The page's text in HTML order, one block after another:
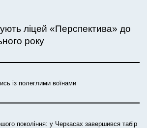
ліцей «Перспектива» до
року
із полеглими воїнами
покоління: у Черкасах завершився табір